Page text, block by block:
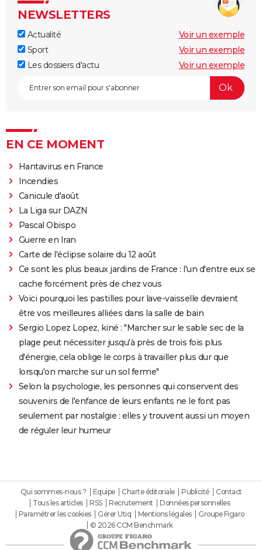
NEWSLETTERS
Actualité
Voir un exemple
Sport
Voir un exemple
Les dossiers d'actu
Voir un exemple
EN CE MOMENT
Hantavirus en France
Incendies
Canicule d'août
La Liga sur DAZN
Pascal Obispo
Guerre en Iran
Carte de l'éclipse solaire du 12 août
Ce sont les plus beaux jardins de France : l'un d'entre eux se
cache forcément près de chez vous
Voici pourquoi les pastilles pour lave-vaisselle devraient
être vos meilleures alliées dans la salle de bain
Sergio Lopez Lopez, kiné : "Marcher sur le sable sec de la
plage peut nécessiter jusqu'à près de trois fois plus
d'énergie, cela oblige le corps à travailler plus dur que
lorsqu'on marche sur un sol ferme"
Selon la psychologie, les personnes qui conservent des
souvenirs de l'enfance de leurs enfants ne le font pas
seulement par nostalgie : elles y trouvent aussi un moyen
de réguler leur humeur
Qui sommes-nous ? Equipe Charte éditoriale Publicité
Contact
Tous les articles
RSS Recrutement
Données personnelles
Paramétrer les cookies
Gérer Utiq Mentions légales
Groupe Figaro
© 2026 CCM Benchmark